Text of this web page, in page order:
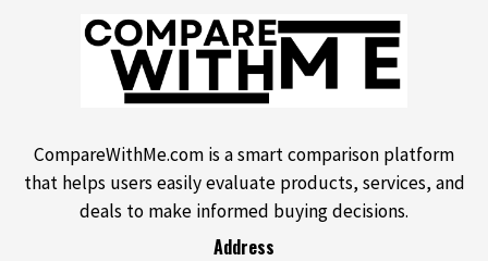
CompareWithMe.com is a smart comparison platform
that helps users easily evaluate products, services, and
deals to make informed buying decisions.
Address